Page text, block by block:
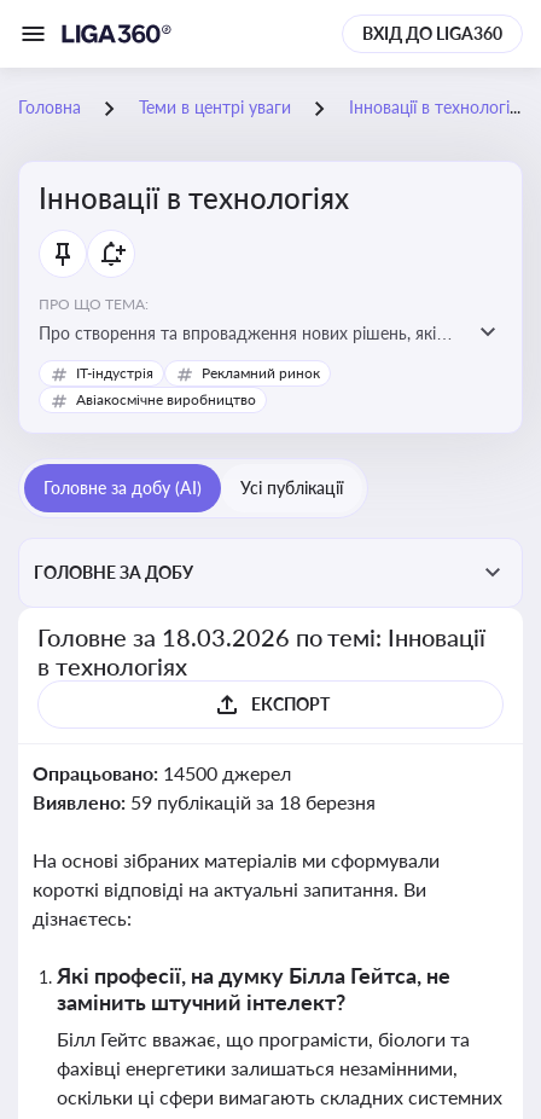
ВХІД ДО LIGA360
Головна Теми в центрі уваги Інновації в технологіях
Інновації в технологіях
ПРО ЩО ТЕМА:
Про створення та впровадження нових рішень, які
покращують ефективність, функціональність або
можливості технологічних продуктів і процесів.
IT-індустрія
Рекламний ринок
Авіакосмічне виробництво
Головне за добу (AI) Усі публікації
ГОЛОВНЕ ЗА ДОБУ
Головне за 18.03.2026 по темі: Інновації
в технологіях
ЕКСПОРТ
Опрацьовано: 14500 джерел
Виявлено: 59 публікацій за 18 березня
На основі зібраних матеріалів ми сформували
короткі відповіді на актуальні запитання. Ви
дізнаєтесь:
Які професії, на думку Білла Гейтса, не
замінить штучний інтелект?
Білл Гейтс вважає, що програмісти, біологи та
фахівці енергетики залишаться незамінними,
оскільки ці сфери вимагають складних системних